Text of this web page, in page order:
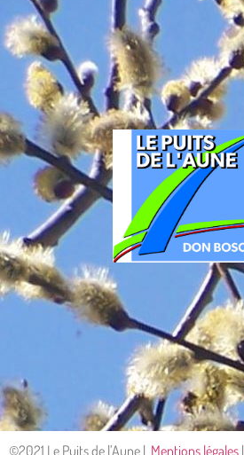
©2021 Le Puits de l’Aune | Mentions légales |